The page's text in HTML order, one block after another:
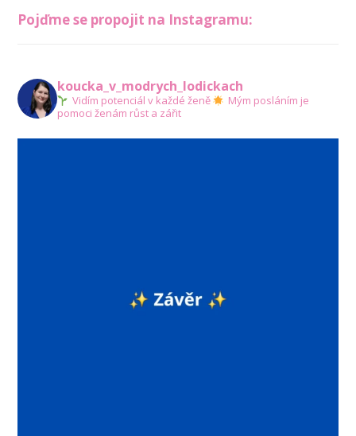
Pojďme se propojit na Instagramu:
koucka_v_modrych_lodickach
Vidím potenciál v každé ženě
Mým posláním je
pomoci ženám růst a zářit